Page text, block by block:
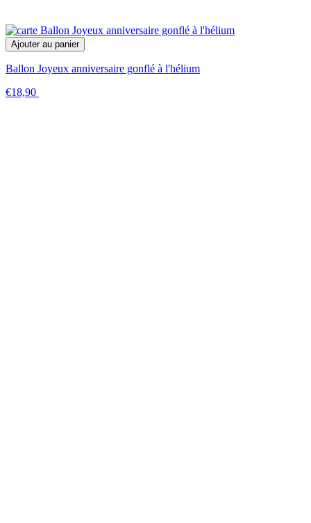
Ajouter au panier
Ballon Joyeux anniversaire gonflé à l'hélium
€18,90